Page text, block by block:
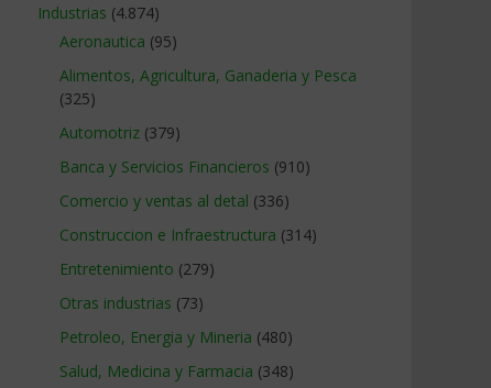
Industrias (4.874)
Aeronautica (95)
Alimentos, Agricultura, Ganaderia y Pesca
(325)
Automotriz (379)
Banca y Servicios Financieros (910)
Comercio y ventas al detal (336)
Construccion e Infraestructura (314)
Entretenimiento (279)
Otras industrias (73)
Petroleo, Energia y Mineria (480)
Salud, Medicina y Farmacia (348)